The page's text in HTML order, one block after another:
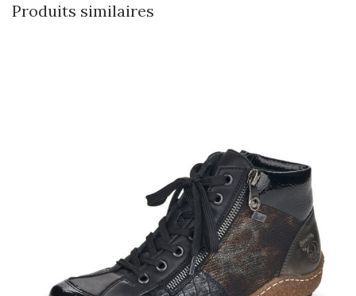
Produits similaires